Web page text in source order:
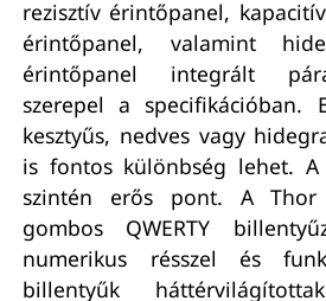
rezisztív érintőpanel,
érintőpanel, valamint
érintőpanel integrált
szerepel a specifikációban.
kesztyűs, nedves vagy
is fontos különbség lehet.
szintén erős pont. A
gombos QWERTY
numerikus résszel és
billentyűk